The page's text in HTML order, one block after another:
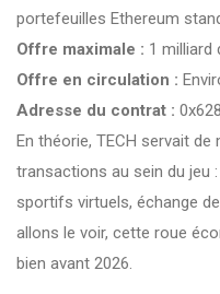
portefeuilles Ethereum
Offre maximale : 1 milliard
Offre en circulation :
Adresse du contrat :
En théorie, TECH servait
transactions au sein du jeu
sportifs virtuels, échange
allons le voir, cette roue
bien avant 2026.